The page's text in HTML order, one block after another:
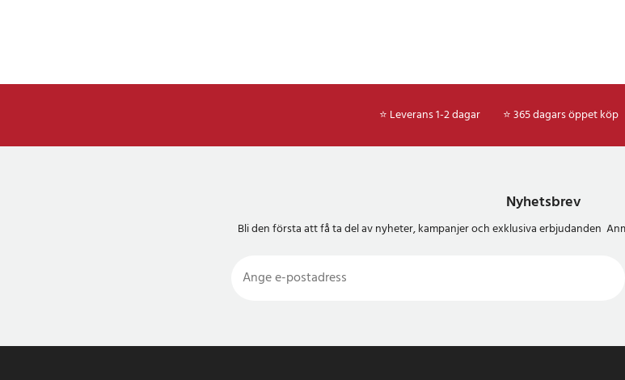
⭐ Leverans 1-2 dagar ⭐ 365 dagars öppet köp
Nyhetsbrev
Bli den första att få ta del av nyheter, kampanjer och exklusiva erbjudanden